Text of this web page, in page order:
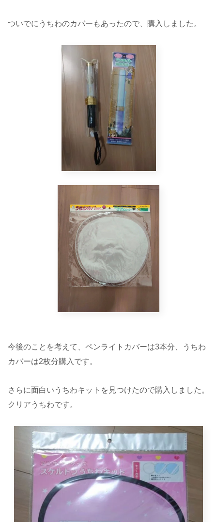
ついでにうちわのカバーもあったので、購入しました。
今後のことを考えて、ペンライトカバーは3本分、うちわ
カバーは2枚分購入です。
さらに面白いうちわキットを見つけたので購入しました。
クリアうちわです。